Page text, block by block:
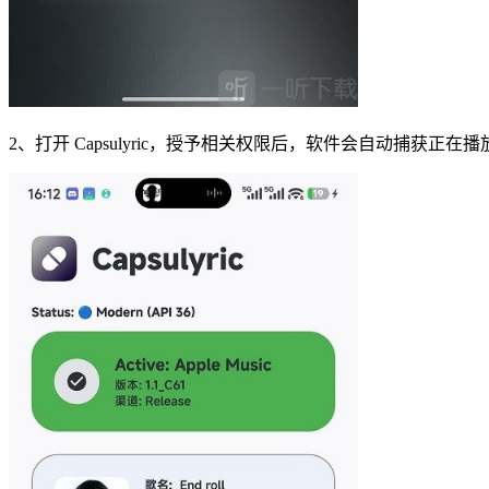
2、打开 Capsulyric，授予相关权限后，软件会自动捕获正在播